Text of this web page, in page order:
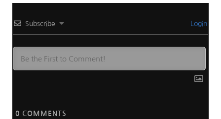
Subscribe Login
0 COMMENTS